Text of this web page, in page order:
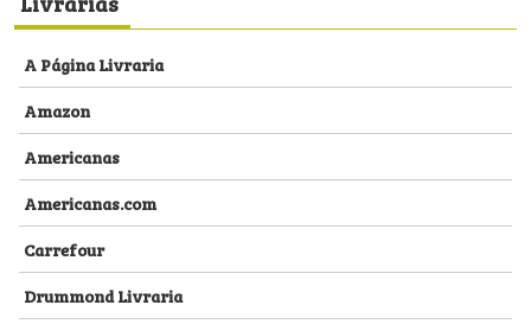
A Página Livraria
Amazon
Americanas
Americanas.com
Carrefour
Drummond Livraria